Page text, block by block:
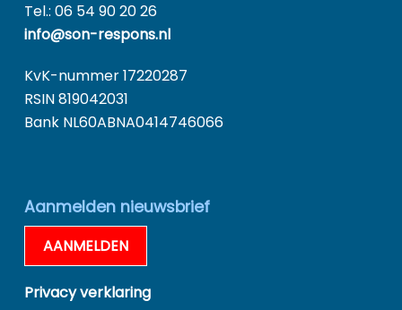
Tel.: 06 54 90 20 26
info@son-respons.nl
KvK-nummer 17220287
RSIN 819042031
Bank NL60ABNA0414746066
Aanmelden nieuwsbrief
AANMELDEN
Privacy verklaring